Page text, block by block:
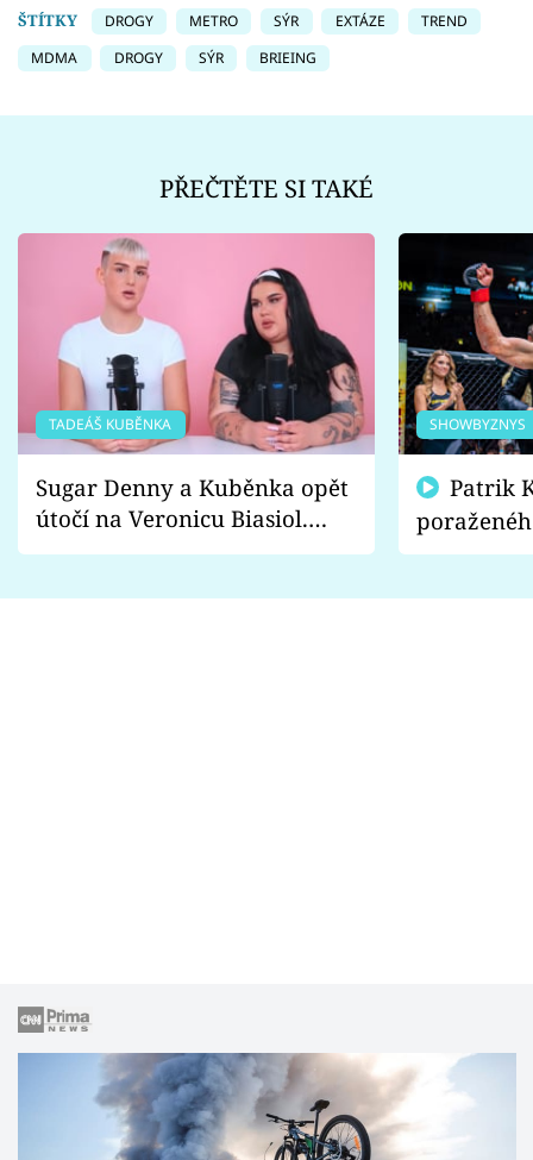
ŠTÍTKY DROGY METRO SÝR EXTÁZE
TREND
MDMA
DROGY SÝR BRIEING
PŘEČTĚTE SI TAKÉ
TADEÁŠ KUBĚNKA
Sugar Denny a Kuběnka opět
útočí na Veronicu Biasiol.
Proč je podle nich falešná a
SHOWBYZNYS
fanoušci